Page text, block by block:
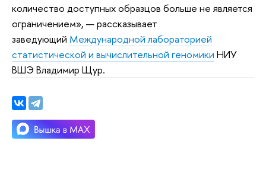
количество доступных образцов больше не является
ограничением», — рассказывает
заведующий Международной лабораторией
статистической и вычислительной геномики НИУ
ВШЭ Владимир Щур.